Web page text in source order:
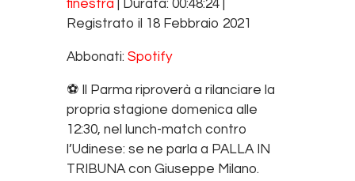
Spotify
RSS FEED
SHARE
finestra
Durata: 00:48:24
Registrato il 18 Febbraio 2021
Abbonati: Spotify
⚽️ Il Parma riproverà a rilanciare la
propria stagione domenica alle
12:30, nel lunch-match contro
l’Udinese: se ne parla a PALLA IN
TRIBUNA con Giuseppe Milano.